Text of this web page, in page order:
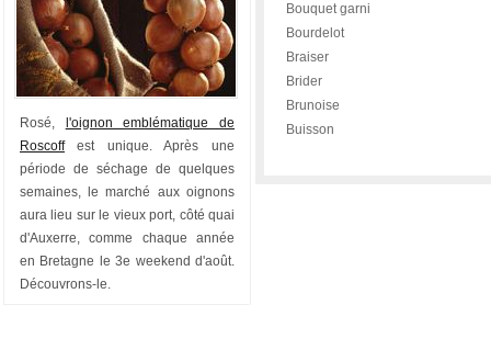
Rosé,
l'oignon emblématique de
Roscoffest unique. Après une
période de séchage de quelques
semaines, le marché aux oignons
aura lieu sur le vieux port, côté quai
d'Auxerre, comme chaque année
en Bretagne le 3e weekend d'août.
Découvrons-le.
Bouquet garni
Bourdelot
Braiser
Brider
Brunoise
Buisson